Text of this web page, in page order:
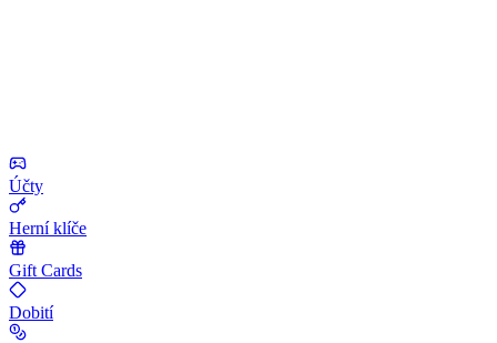
Účty
Herní klíče
Gift Cards
Dobití